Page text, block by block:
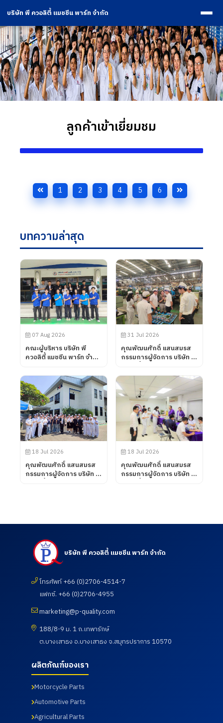
บริษัท พี ควอลิตี้ แมชชีน พาร์ท จำกัด
ลูกค้าเข้าเยี่ยมชม
1 2 3 4 5 6
บทความล่าสุด
07 Aug 2026
คณะผู้บริหาร บริษัท พี
ควอลิตี้ แมชชีน พาร์ท จำกัด
วิทยาลัยการอาชีพโนน
ดินแดง จังหวัดบุรีรัมย์ เข้า
นิเทศการฝึกอาชีพของ
นักศึกษา เมื่อวันที่ 7
สิงหาคม 2569
31 Jul 2026
คุณพัฒนศักดิ์ แสนสมรส
กรรมการผู้จัดการ บริษัท พี
ได้ต้อนรับลูกค้าจาก บริษัท
UNIVANCE
CORPORATION โดยทาง
บริษัท พี ควอลิตี้ แมชชีน
พาร์ท จำกัด ได้นำเสนอ
ผลิตภัณฑ์ต่าง ๆ รวมถึง
การเข้าเยี่ยมชมกระบวนการ
ผลิตในส่วนของโรงงาน และ
ห้องปฏิบัติการทดสอบ เมื่อ
วันที่ 31 กรกฎาคม 2569
18 Jul 2026
คุณพัฒนศักดิ์ แสนสมรส
กรรมการผู้จัดการ บริษัท พี
สาขาวิศวกรรมการผลิต
อัตโนมัติ และสาขา
วิศวกรรมการจัดการ
อุตสาหกรรม คณะ
มหาวิทยาลัย ราชภัฏราช
นครินทร์ จังหวัดฉะเชิงเทรา
เมื่อวันที่ 18 กรกฎาคม
2569
18 Jul 2026
คุณพัฒนศักดิ์ แสนสมรส
กรรมการผู้จัดการ บริษัท พี
โดยโรงพยาบาลเกษม
ภาพ และเฝ้าระวังความ
บริษัท พี ควอลิตี้ แมชชีน พาร์ท จำกัด
โทรศัพท์ +66 (0)2706-4514-7
แฟกซ์. +66 (0)2706-4955
marketing@p-quality.com
188/8-9 ม. 1 ถ.เทพารักษ์
ต.บางเสาธง อ.บางเสาธง จ.สมุทรปราการ 10570
ผลิตภัณฑ์ของเรา
Motorcycle Parts
Automotive Parts
Agricultural Parts